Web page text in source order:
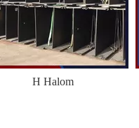
H Halom